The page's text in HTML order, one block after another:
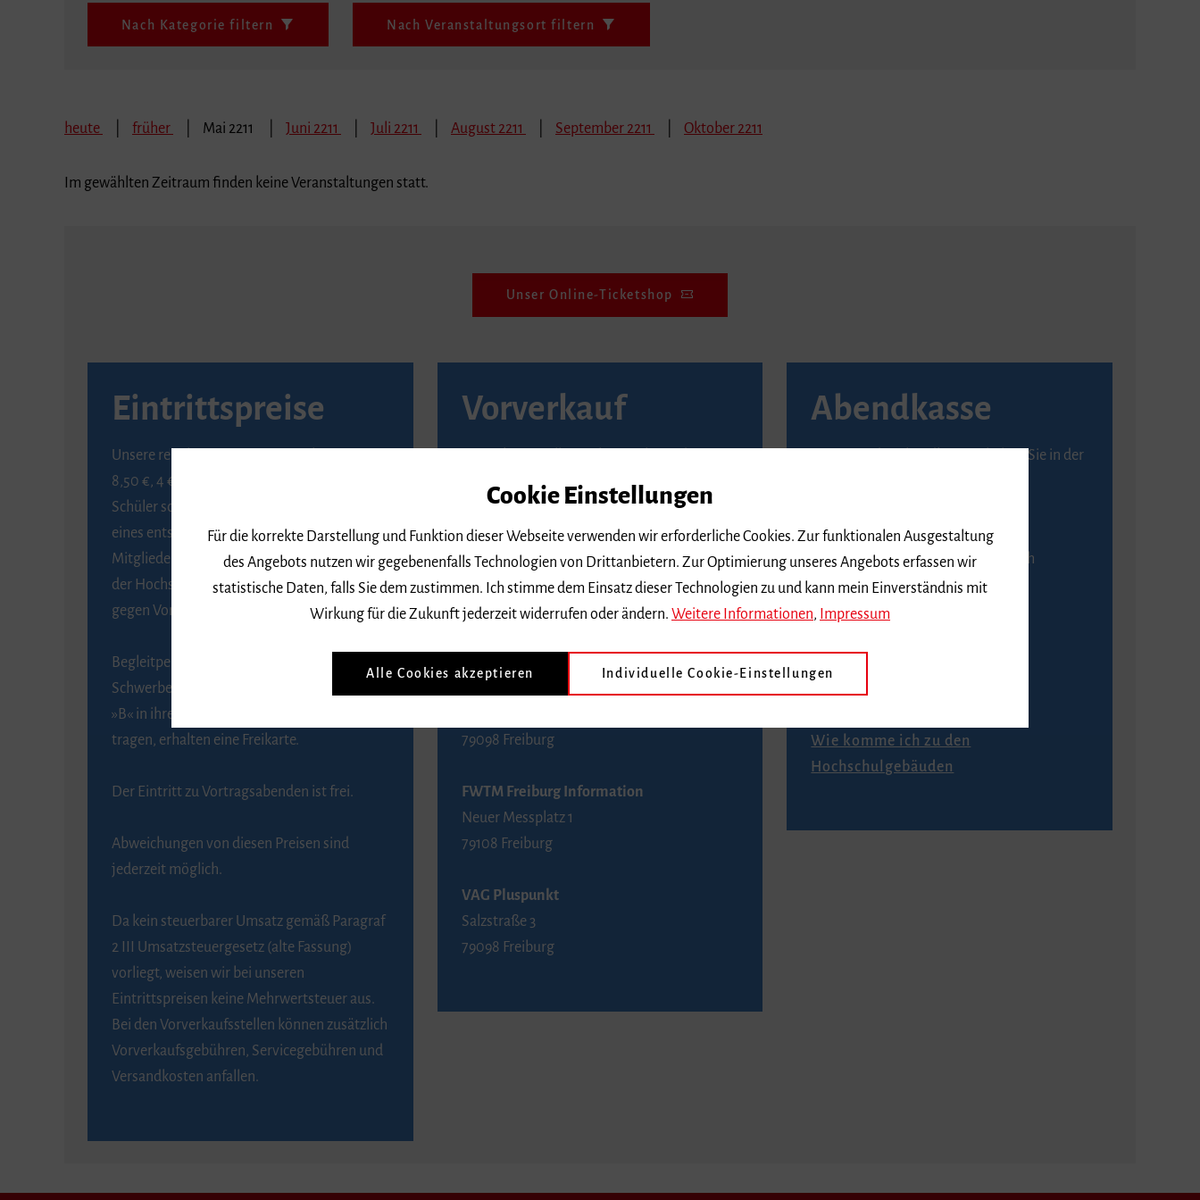
Nach Kategorie filtern Nach Veranstaltungsort filtern
heute früher Mai 2211 Juni 2211 Juli 2211 August 2211 September 2211 Oktober 2211
Im gewählten Zeitraum finden keine Veranstaltungen statt.
Unser Online-Ticketshop
Eintrittspreise
Unsere regulären Eintrittspreise betragen
8,50 €, 4 € ermäßigt für Schülerinnen und
Schüler sowie Studierende gegen Vorlage
eines entsprechenden Nachweises, 6 € für
Mitglieder der Gesellschaft zur Förderung
der Hochschule für Musik Freiburg e. V.
gegen Vorlage des Mitgliedsausweises.
Begleitpersonen von Menschen mit
Schwerbehinderung, die das Merkzeichen
»B« in ihrem Schwerbehindertenausweis
tragen, erhalten eine Freikarte.
Der Eintritt zu Vortragsabenden ist frei.
Abweichungen von diesen Preisen sind
jederzeit möglich.
Da kein steuerbarer Umsatz gemäß Paragraf
2 III Umsatzsteuergesetz (alte Fassung)
vorliegt, weisen wir bei unseren
Eintrittspreisen keine Mehrwertsteuer aus.
Bei den Vorverkaufsstellen können zusätzlich
Vorverkaufsgebühren, Servicegebühren und
Versandkosten anfallen.
Vorverkauf
Seite von Reservix.
BZ-Kartenservice Freiburg
Kaiser-Joseph-Straße 229
79098 Freiburg
Telefon 0761 4968888 (Reservierungen sind
79098 Freiburg
FWTM Freiburg Information
Neuer Messplatz 1
79108 Freiburg
VAG Pluspunkt
Salzstraße 3
79098 Freiburg
Abendkasse
Karten an der Abendkasse erhalten Sie in der
An der Abendkasse ist ausschließlich
Barzahlung möglich.
Anfahrt
Wie komme ich zu den
Hochschulgebäuden
Cookie Einstellungen
Für die korrekte Darstellung und Funktion dieser Webseite verwenden wir erforderliche Cookies. Zur funktionalen Ausgestaltung
des Angebots nutzen wir gegebenenfalls Technologien von Drittanbietern. Zur Optimierung unseres Angebots erfassen wir
statistische Daten, falls Sie dem zustimmen. Ich stimme dem Einsatz dieser Technologien zu und kann mein Einverständnis mit
Wirkung für die Zukunft jederzeit widerrufen oder ändern. Weitere Informationen, Impressum
Alle Cookies akzeptieren Individuelle Cookie-Einstellungen